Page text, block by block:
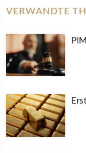
VERWANDTE